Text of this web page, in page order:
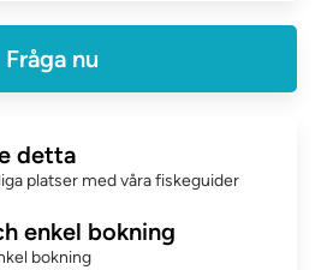
Fråga nu
detta
platser med våra fiskeguider
enkel bokning
bokning